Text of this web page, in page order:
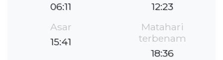
06:11
12:23
Asar
15:41
Matahari
terbenam
18:36